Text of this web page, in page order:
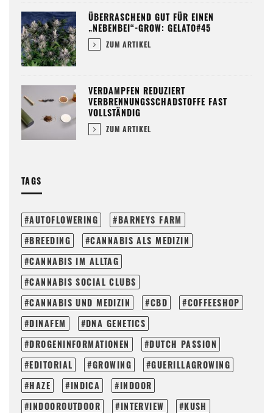
ÜBERRASCHEND GUT FÜR EINEN
„NEBENBEI“-GROW: GELATO#45
ZUM ARTIKEL
VERDAMPFEN REDUZIERT
VERBRENNUNGSSCHADSTOFFE FAST
VOLLSTÄNDIG
ZUM ARTIKEL
TAGS
AUTOFLOWERING
BARNEYS FARM
BREEDING
CANNABIS ALS MEDIZIN
CANNABIS IM ALLTAG
CANNABIS SOCIAL CLUBS
CANNABIS UND MEDIZIN
CBD
COFFEESHOP
DINAFEM
DNA GENETICS
DROGENINFORMATIONEN
DUTCH PASSION
EDITORIAL
GROWING
GUERILLAGROWING
HAZE
INDICA
INDOOR
INDOOROUTDOOR
INTERVIEW
KUSH